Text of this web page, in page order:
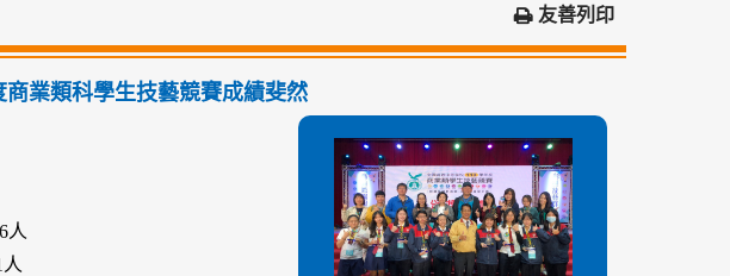
友善列印
業類科學生技藝競賽成績斐然
人